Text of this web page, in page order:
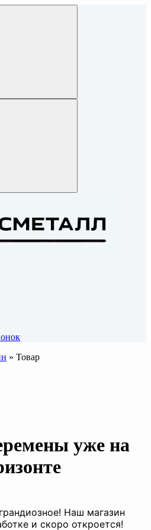
» Товар
уже на
Наш магазин
и скоро откроется!